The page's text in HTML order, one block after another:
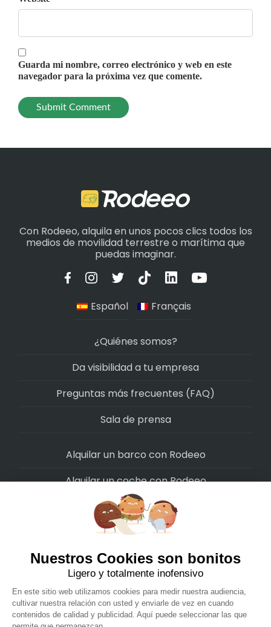
Guarda mi nombre, correo electrónico y web en este
navegador para la próxima vez que comente.
Con Rodeeo, alquila en unos pocos clics todos los
medios de movilidad terrestre o marítima que
puedas imaginar.
Español Français
¿Quiénes somos?
Da visibilidad a tu empresa
Preguntas más frecuentes (FAQ)
Sala de prensa
Alquilar un barco con Rodeeo
Alquilar un coche con Rodeeo
Alquilar una moto con Rodeeo
Alquilar una scooter con Rodeeo
Alquilar una bicicleta con Rodeeo
Alquilar una autocaravana con Rodeeo